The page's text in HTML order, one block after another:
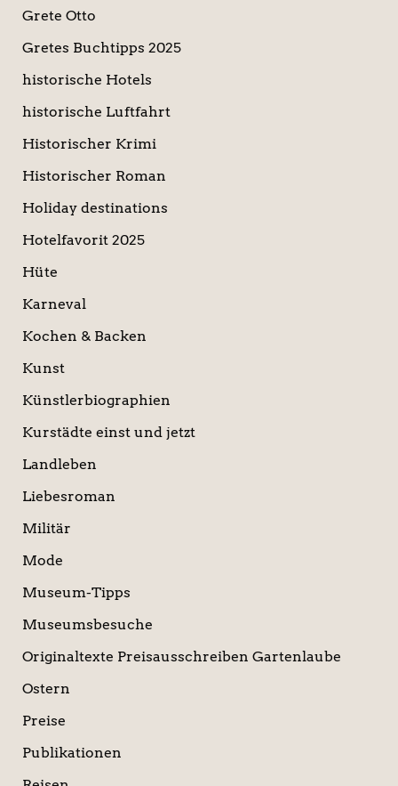
Grete Otto
Gretes Buchtipps 2025
historische Hotels
historische Luftfahrt
Historischer Krimi
Historischer Roman
Holiday destinations
Hotelfavorit 2025
Hüte
Karneval
Kochen & Backen
Kunst
Künstlerbiographien
Kurstädte einst und jetzt
Landleben
Liebesroman
Militär
Mode
Museum-Tipps
Museumsbesuche
Originaltexte Preisausschreiben Gartenlaube
Ostern
Preise
Publikationen